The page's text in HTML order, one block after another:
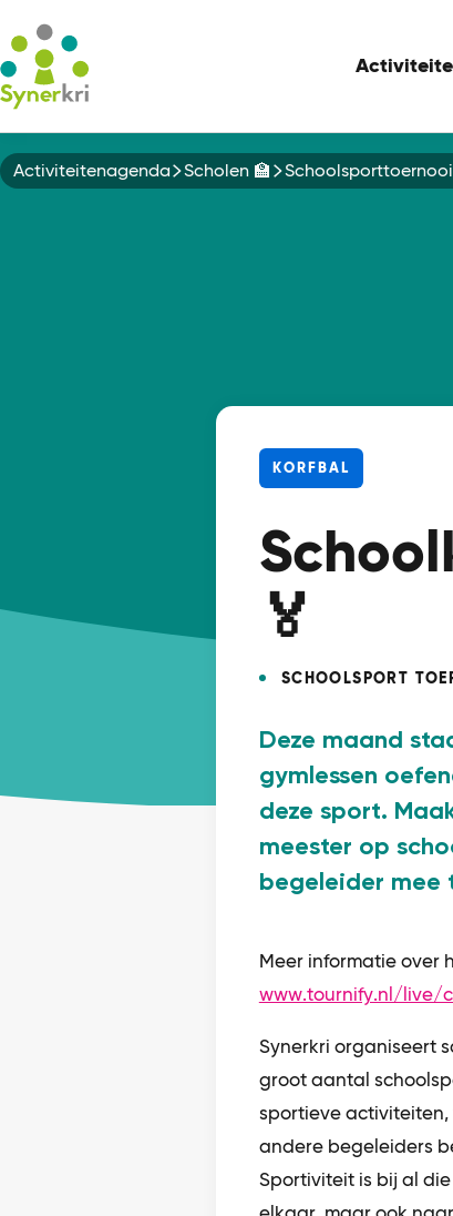
Kruimelpad
Activiteitenagenda Scholen 🏫
KORFBAL
🏅
SCHOOLSPORT
Deze maand
gymlessen
deze sport.
meester op
begeleider mee
Meer informatie over
www.tournify.nl/live/
Synerkri organiseert
groot aantal
sportieve activiteiten,
andere begeleiders
Sportiviteit is bij al